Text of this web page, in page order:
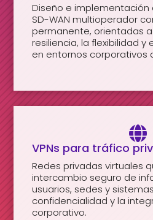
Diseño e implementación
SD-WAN multioperador
permanente, orientadas
resiliencia, la flexibilidad y
en entornos corporativos

VPNs para tráfico
Redes privadas virtuales
intercambio seguro de
usuarios, sedes y
confidencialidad y la
corporativo.